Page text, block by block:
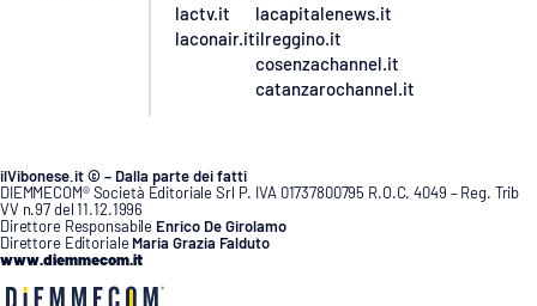
lactv.it
laconair.it
lacapitalenews.it
ilreggino.it
cosenzachannel.it
catanzarochannel.it
ilVibonese.it © – Dalla parte dei fatti
DIEMMECOM® Società Editoriale Srl P. IVA 01737800795 R.O.C. 4049 – Reg. Trib
VV n.97 del 11.12.1996
Direttore Responsabile Enrico De Girolamo
Direttore Editoriale Maria Grazia Falduto
www.diemmecom.it